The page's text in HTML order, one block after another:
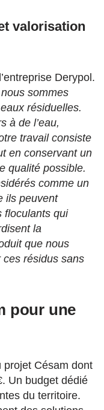
valorisation
Derypol.
sommes
résiduelles.
à de l’eau,
travail consiste
en conservant un
qualité possible.
comme un
ils peuvent
floculants qui
la
que nous
résidus sans
pour une
projet Césam dont
Un budget dédié
du territoire.